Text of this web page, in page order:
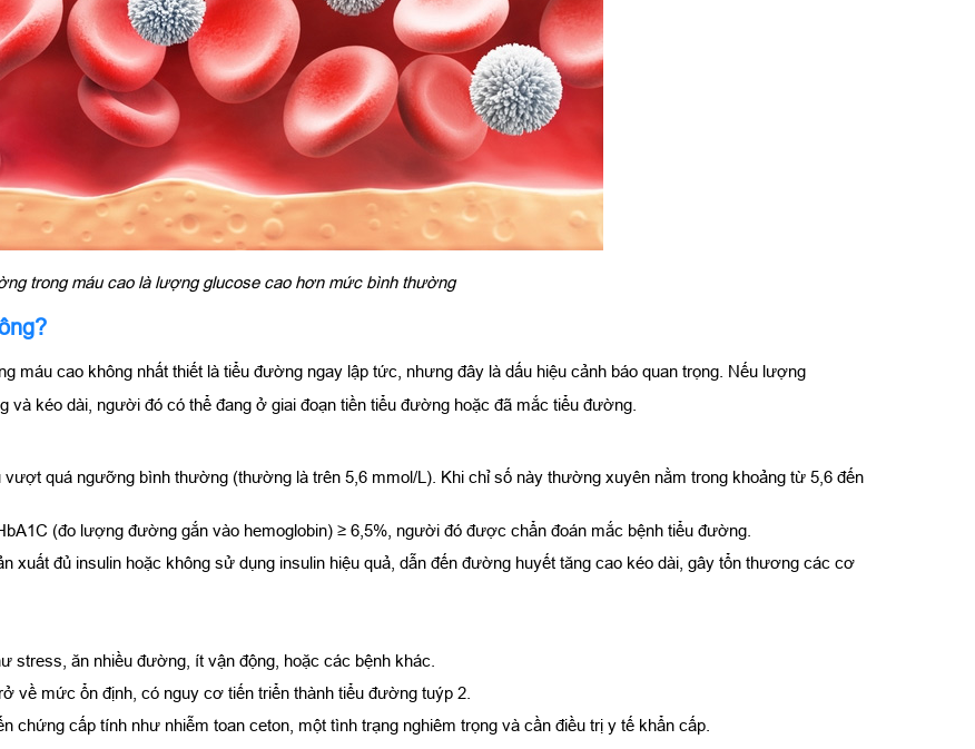
trong máu cao là lượng glucose cao hơn mức bình thường
cao không nhất thiết là tiểu đường ngay lập tức, nhưng đây là dấu hiệu cảnh báo quan trọng. Nếu lượng
kéo dài, người đó có thể đang ở giai đoạn tiền tiểu đường hoặc đã mắc tiểu đường.
quá ngưỡng bình thường (thường là trên 5,6 mmol/L). Khi chỉ số này thường xuyên nằm trong khoảng từ 5,6 đến
(đo lượng đường gắn vào hemoglobin) ≥ 6,5%, người đó được chẩn đoán mắc bệnh tiểu đường.
xuất đủ insulin hoặc không sử dụng insulin hiệu quả, dẫn đến đường huyết tăng cao kéo dài, gây tổn thương các cơ
stress, ăn nhiều đường, ít vận động, hoặc các bệnh khác.
về mức ổn định, có nguy cơ tiến triển thành tiểu đường tuýp 2.
chứng cấp tính như nhiễm toan ceton, một tình trạng nghiêm trọng và cần điều trị y tế khẩn cấp.